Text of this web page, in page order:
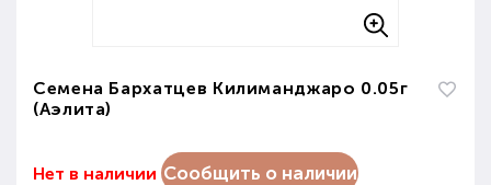
Семена Бархатцев Килиманджаро 0.05г
(Аэлита)
Нет в наличии Сообщить о наличии